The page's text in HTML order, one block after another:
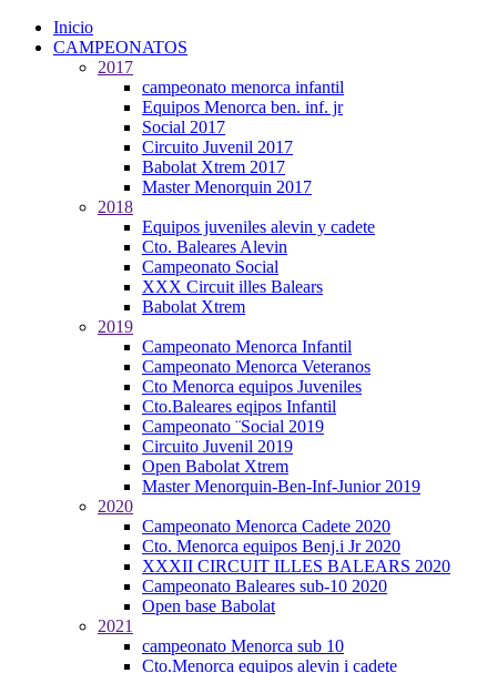
Inicio
CAMPEONATOS
2017
campeonato menorca infantil
Equipos Menorca ben. inf. jr
Social 2017
Circuito Juvenil 2017
Babolat Xtrem 2017
Master Menorquin 2017
2018
Equipos juveniles alevin y cadete
Cto. Baleares Alevin
Campeonato Social
XXX Circuit illes Balears
Babolat Xtrem
2019
Campeonato Menorca Infantil
Campeonato Menorca Veteranos
Cto Menorca equipos Juveniles
Cto.Baleares eqipos Infantil
Campeonato ¨Social 2019
Circuito Juvenil 2019
Open Babolat Xtrem
Master Menorquin-Ben-Inf-Junior 2019
2020
Campeonato Menorca Cadete 2020
Cto. Menorca equipos Benj.i Jr 2020
XXXII CIRCUIT ILLES BALEARS 2020
Campeonato Baleares sub-10 2020
Open base Babolat
2021
campeonato Menorca sub 10
Cto.Menorca equipos alevin i cadete